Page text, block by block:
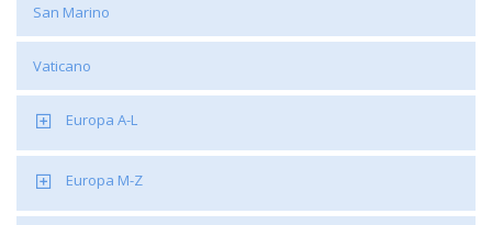
San Marino
Vaticano
Europa A-L
Europa M-Z